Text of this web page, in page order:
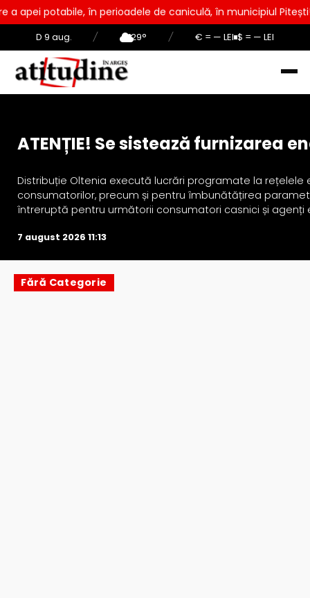
D 9 aug. / 29° / € = — LEI $ = — LEI
în perioadele de caniculă, în municipiul Pitești!
ATENȚIE! Se sistează furnizarea
Distribuție Oltenia execută lucrări programate la
consumatorilor, precum și pentru îmbunătățirea
întreruptă pentru următorii consumatori casnici și agenți
7 august 2026 11:13
Fără Categorie